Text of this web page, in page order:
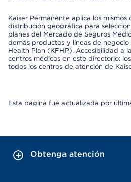
Kaiser Permanente aplica los mismos
distribución geográfica para
planes del Mercado de Seguros
demás productos y líneas de
Health Plan (KFHP). Accesibilidad a
centros médicos en este directorio:
todos los centros de atención de
Esta página fue actualizada por
Obtenga atención